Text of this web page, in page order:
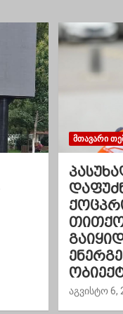
ᲛᲗᲐᲕᲐᲠᲘ
აგვისტო 6,